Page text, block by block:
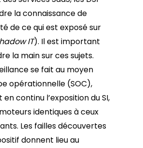
la connaissance de
de ce qui est exposé sur
IT). Il est important
la main sur ces sujets.
se fait au moyen
opérationnelle (SOC),
continu l’exposition du SI,
identiques à ceux
Les failles découvertes
donnent lieu au